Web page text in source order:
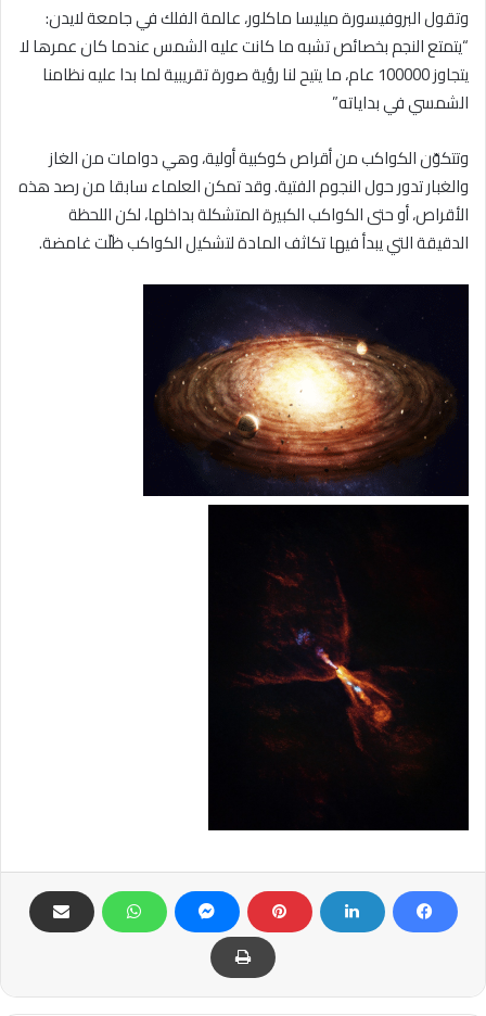
وتقول البروفيسورة ميليسا ماكلور، عالمة الفلك في جامعة لايدن:
“يتمتع النجم بخصائص تشبه ما كانت عليه الشمس عندما كان عمرها لا
يتجاوز 100000 عام، ما يتيح لنا رؤية صورة تقريبية لما بدا عليه نظامنا
الشمسي في بداياته”
وتتكوّن الكواكب من أقراص كوكبية أولية، وهي دوامات من الغاز
والغبار تدور حول النجوم الفتية. وقد تمكن العلماء سابقا من رصد هذه
الأقراص، أو حتى الكواكب الكبيرة المتشكلة بداخلها، لكن اللحظة
الدقيقة التي يبدأ فيها تكاثف المادة لتشكيل الكواكب ظلّت غامضة.